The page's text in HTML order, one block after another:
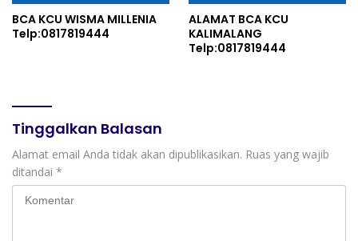
BCA KCU WISMA MILLENIA
Telp:0817819444
ALAMAT BCA KCU
KALIMALANG
Telp:0817819444
Tinggalkan Balasan
Alamat email Anda tidak akan dipublikasikan. Ruas yang wajib
ditandai *